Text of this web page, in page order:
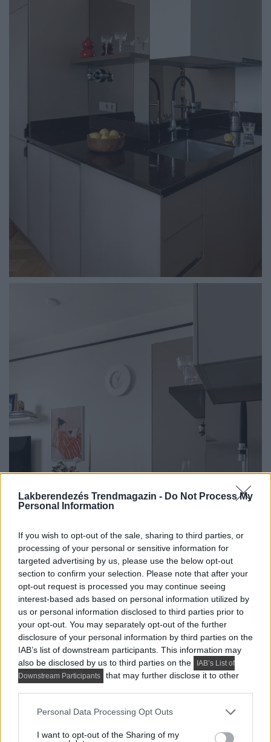
Lakberendezés Trendmagazin - Do Not Process My
Personal Information
If you wish to opt-out of the sale, sharing to third parties, or
processing of your personal or sensitive information for
targeted advertising by us, please use the below opt-out
section to confirm your selection. Please note that after your
opt-out request is processed you may continue seeing
interest-based ads based on personal information utilized by
us or personal information disclosed to third parties prior to
your opt-out. You may separately opt-out of the further
disclosure of your personal information by third parties on the
IAB’s list of downstream participants. This information may
also be disclosed by us to third parties on the
IAB’s List of
Downstream Participants
that may further disclose it to other
Please note that this website/app uses one or more Google
not limited to your visit or usage behaviour. You may click to
Personal Data Processing Opt Outs
I want to opt-out of the Sharing of my